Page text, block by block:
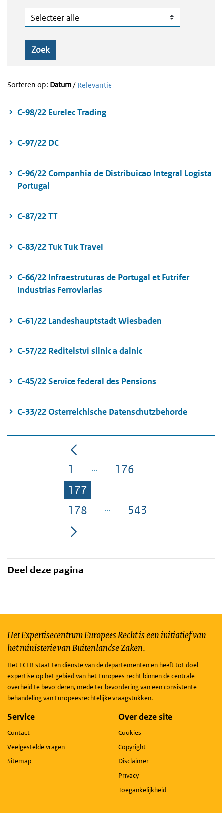
Zaaknummers
Zoek
Sorteren op: Datum/ Relevantie
C-98/22 Eurelec Trading
C-97/22 DC
C-96/22 Companhia de Distribuicao Integral Logista
Portugal
C-87/22 TT
C-83/22 Tuk Tuk Travel
C-66/22 Infraestruturas de Portugal et Futrifer
Industrias Ferroviarias
C-61/22 Landeshauptstadt Wiesbaden
C-57/22 Reditelstvi silnic a dalnic
C-45/22 Service federal des Pensions
C-33/22 Osterreichische Datenschutzbehorde
Pagina
1 Pagina
176
Pagina
177
Pagina
178 Pagina
543
Deel deze pagina
Het Expertisecentrum Europees Recht is een initiatief van
het ministerie van Buitenlandse Zaken.
Het ECER staat ten dienste van de departementen en heeft tot doel
expertise op het gebied van het Europees recht binnen de centrale
overheid te bevorderen, mede ter bevordering van een consistente
behandeling van Europeesrechtelijke vraagstukken.
Service
Contact
Veelgestelde vragen
Sitemap
Over deze site
Cookies
Copyright
Disclaimer
Privacy
Toegankelijkheid